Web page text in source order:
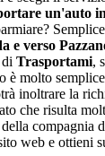
un'auto
e verso
Trasportami,
molto
inoltrare la
che risulta
web e ottieni